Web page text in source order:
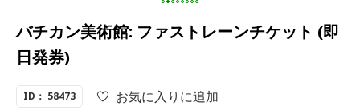
バチカン美術館: ファストレーンチケット (即
日発券)
ID： 58473 お気に入りに追加